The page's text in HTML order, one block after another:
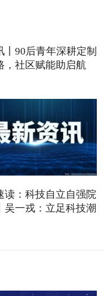
丨90后青年深耕定制
，社区赋能助启航
读：科技自立自强院
吴一戎：立足科技潮